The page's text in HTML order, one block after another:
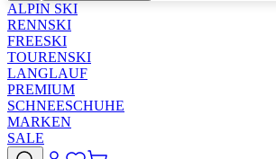
ALPIN SKI
RENNSKI
FREESKI
TOURENSKI
LANGLAUF
PREMIUM
SCHNEESCHUHE
MARKEN
SALE